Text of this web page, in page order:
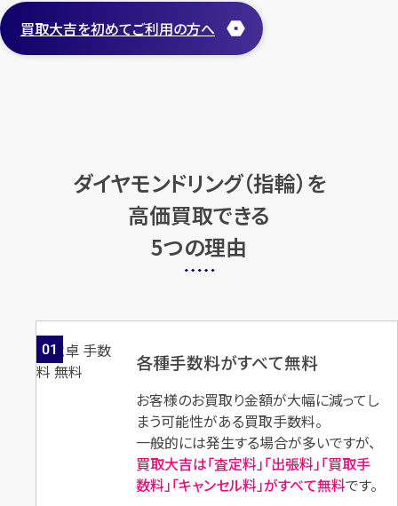
輪）
ダイヤモンドリング（指
輪）
Pt900×ルベライト×ダイヤモ
買取参考価格 631,900円
宝石・ジュエリー
ダイヤモンドリング（指
Pt900×ダイヤモンドリング
D1.015ct
買取参考価格 627,000円
宝石・ジュエリー
輪）
店舗買取
買取大吉を初めてご利用の方へ
ダイヤモンドリング（指輪）を
高価買取できる
5つの理由
01
各種手数料がすべて無料
お客様のお買取り金額が大幅に減ってし
まう可能性がある買取手数料。
一般的には発生する場合が多いですが、
買取大吉は「査定料」「出張料」「買取手
数料」「キャンセル料」がすべて無料です。